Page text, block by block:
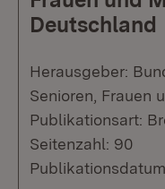
Deutschland
Herausgeber:
Senioren, Frauen
Publikationsart:
Seitenzahl: 90